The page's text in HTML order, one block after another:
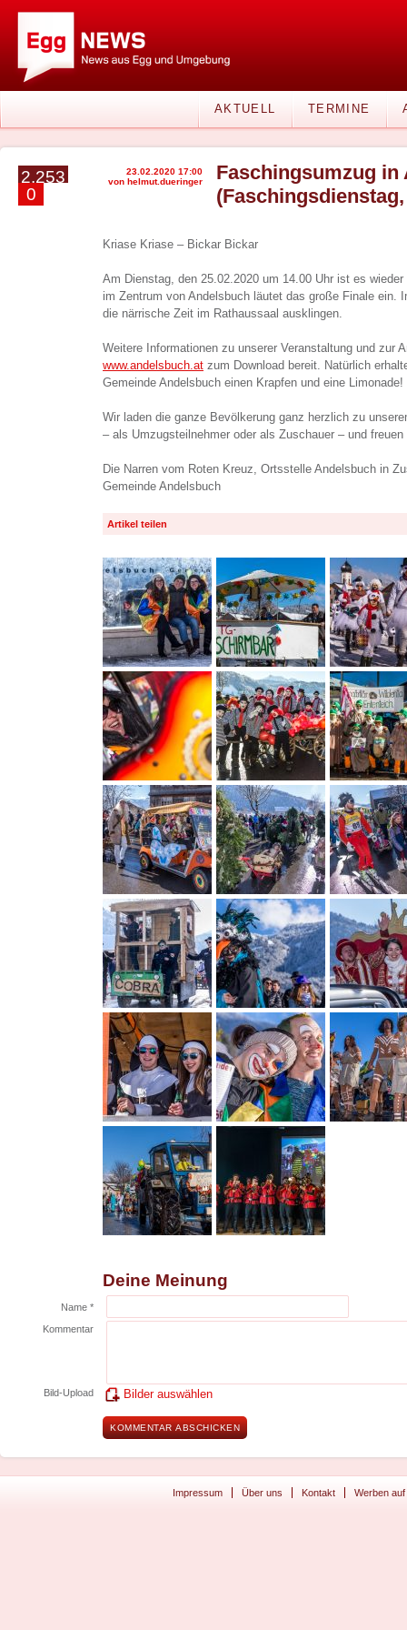
AKTUELL TERMINE
2.253
0
23.02.2020 17:00
von helmut.dueringer
Faschingsumzug in
(Faschingsdienstag,
Kriase Kriase – Bickar Bickar
Am Dienstag, den 25.02.2020 um 14.00 Uhr ist es
im Zentrum von Andelsbuch läutet das große Finale ein.
die närrische Zeit im Rathaussaal ausklingen.
Weitere Informationen zu unserer Veranstaltung und zur
www.andelsbuch.at zum Download bereit. Natürlich
Gemeinde Andelsbuch einen Krapfen und eine Limonade!
Wir laden die ganze Bevölkerung ganz herzlich zu
– als Umzugsteilnehmer oder als Zuschauer – und
Die Narren vom Roten Kreuz, Ortsstelle Andelsbuch in
Gemeinde Andelsbuch
Artikel teilen
Deine Meinung
Name *
Kommentar
Bild-Upload Bilder auswählen
Impressum Über uns Kontakt Werben